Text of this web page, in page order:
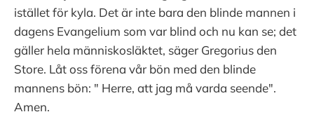
istället för kyla. Det är inte bara den blinde mannen i
dagens Evangelium som var blind och nu kan se; det
gäller hela människosläktet, säger Gregorius den
Store. Låt oss förena vår bön med den blinde
mannens bön: " Herre, att jag må varda seende".
Amen.